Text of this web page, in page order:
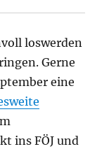
loswerden
Gerne
eine
ins FÖJ und